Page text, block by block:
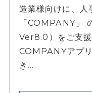
造業様向けに、人
「COMPANY」
Ver8.0）をご支援
COMPANYアプ
き...